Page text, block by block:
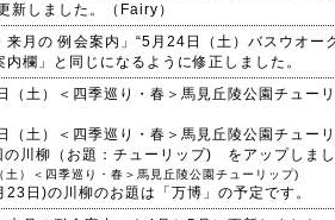
新しました。（Fairy）
来月の 例会案内」“5月24日（土）バスウオ
内欄」と同じになるように修正しました。
（土）＜四季巡り・春＞馬見丘陵公園チュー
（土）＜四季巡り・春＞馬見丘陵公園チュー
の川柳（お題：チューリップ) をアップしま
土）＜四季巡り・春＞馬見丘陵公園チューリップ)
日)の川柳のお題は「万博」の予定です。